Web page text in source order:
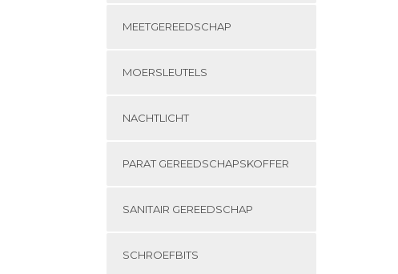
MEETGEREEDSCHAP
MOERSLEUTELS
NACHTLICHT
PARAT GEREEDSCHAPSKOFFER
SANITAIR GEREEDSCHAP
SCHROEFBITS